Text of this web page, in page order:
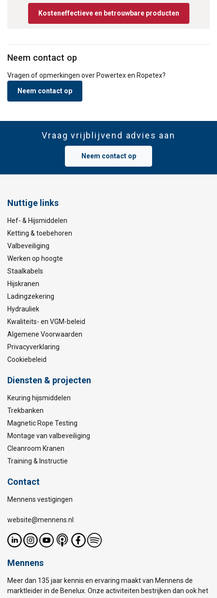
Kosteneffectieve en betrouwbare producten
Neem contact op
Vragen of opmerkingen over Powertex en Ropetex?
Neem contact op
Vraag vrijblijvend advies aan
Neem contact op
Nuttige links
Hef- & Hijsmiddelen
Ketting & toebehoren
Valbeveiliging
Werken op hoogte
Staalkabels
Hijskranen
Ladingzekering
Hydrauliek
Kwaliteits- en VGM-beleid
Algemene Voorwaarden
Privacyverklaring
Cookiebeleid
Diensten & projecten
Keuring hijsmiddelen
Trekbanken
Magnetic Rope Testing
Montage van valbeveiliging
Cleanroom Kranen
Training & Instructie
Contact
Mennens vestigingen
website@mennens.nl
Mennens
Meer dan 135 jaar kennis en ervaring maakt van Mennens de
marktleider in de Benelux. Onze activiteiten bestrijken dan ook het